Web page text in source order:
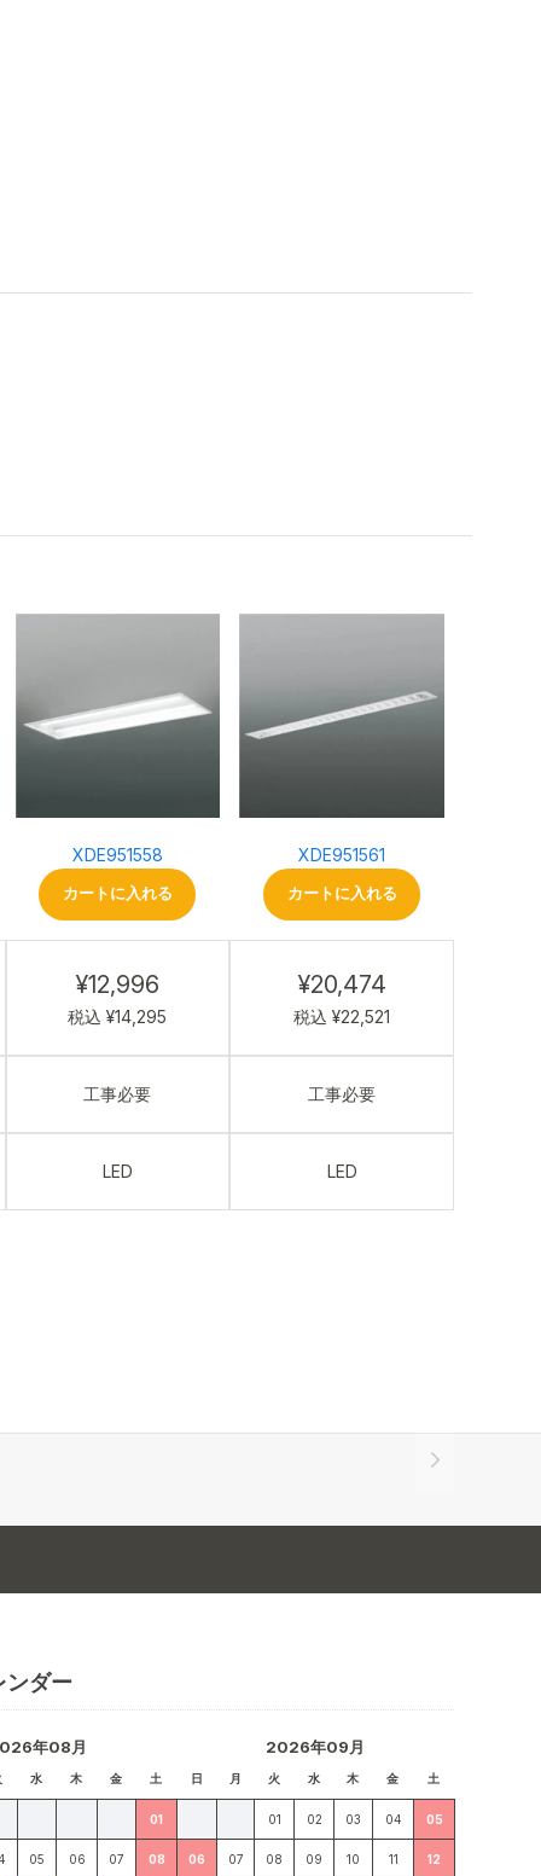
XDE951558
カートに入れる
¥12,996
税込 ¥14,295
工事必要
LED
XDE951561
カートに入れる
¥20,474
税込 ¥22,521
工事必要
LED
ンダー
年08月
水 木 金 土
01
05 06 07 08
2026年09月
日 月 火 水 木 金 土
01 02 03 04 05
06 07 08 09 10 11 12